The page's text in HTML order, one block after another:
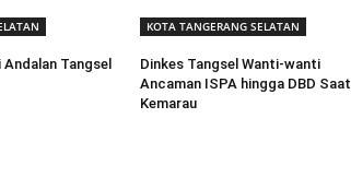
Tangsel
KOTA TANGERANG SELATAN
Dinkes Tangsel Wanti-wanti
Ancaman ISPA hingga DBD Saat
Kemarau